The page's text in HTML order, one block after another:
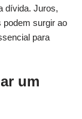
dívida. Juros,
podem surgir ao
para
um